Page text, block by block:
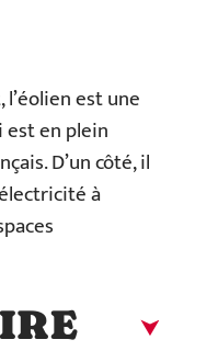
est une
en plein
D’un côté, il
à